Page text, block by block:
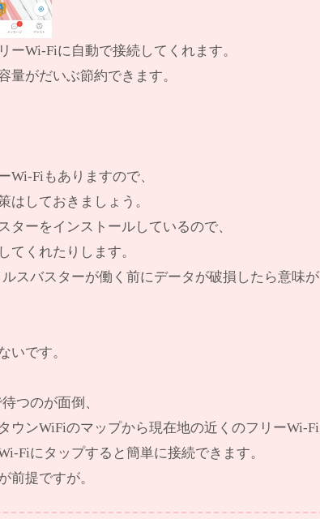
ーWi-Fiに自動で接続してくれます。
量がだいぶ節約できます。
Wi-Fiもありますので、
はしておきましょう。
ーをインストールしているので、
てくれたりします。
スバスターが働く前にデータが破損したら意味が
いです。
つのが面倒、
ウンWiFiのマップから現在地の近くのフリーWi-Fi
Fiにタップすると簡単に接続できます。
前提ですが。